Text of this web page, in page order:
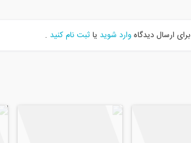
برای ارسال دیدگاهوارد شوید یاثبت نام کنید .